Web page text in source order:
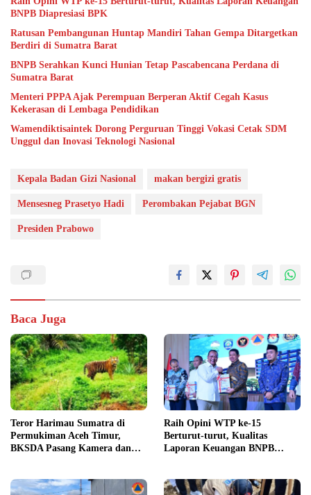
BNPB Diapresiasi BPK
Ratusan Pembangunan Huntap Mandiri Tahan Gempa Ditargetkan
Berdiri di Sumatra Barat
BNPB Serahkan Kunci Hunian Tetap Pascabencana Perdana di
Sumatra Barat
Menteri PPPA Ajak Perempuan Berperan Aktif Cegah Kasus
Kekerasan di Lembaga Pendidikan
Wamendiktisaintek Dorong Perguruan Tinggi Vokasi Cetak SDM
Unggul dan Inovasi Teknologi Nasional
Kepala Badan Gizi Nasional makan bergizi gratis
Mensesneg Prasetyo Hadi Perombakan Pejabat BGN
Presiden Prabowo
Baca Juga
Teror Harimau Sumatra di
Permukiman Aceh Timur,
BKSDA Pasang Kamera dan
Raih Opini WTP ke-15
Berturut-turut, Kualitas
Laporan Keuangan BNPB